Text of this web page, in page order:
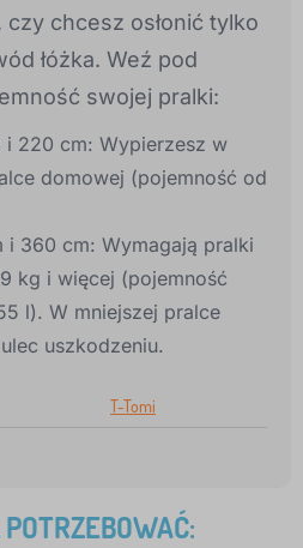
chcesz osłonić tylko
łóżka. Weź pod
swojej pralki:
i 220 cm: Wypierzesz w
domowej (pojemność od
i 360 cm: Wymagają pralki
kg i więcej (pojemność
l). W mniejszej pralce
uszkodzeniu.
T-Tomi